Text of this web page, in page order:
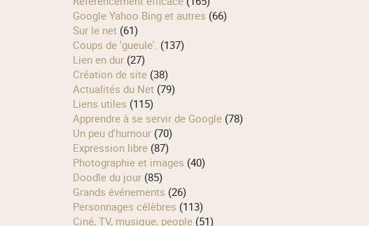
Google Yahoo Bing et autres (66)
Sur le net(61)
Coups de 'gueule'. (137)
Lien en dur(27)
Création de site(38)
Actualités du Net(79)
Liens utiles (115)
Apprendre à se servir de Google(78)
Un peu d'humour(70)
Expression libre(87)
Photographie et images (40)
Doodle du jour(85)
Grands événements (26)
Personnages célèbres (113)
Ciné, TV, musique, people(51)